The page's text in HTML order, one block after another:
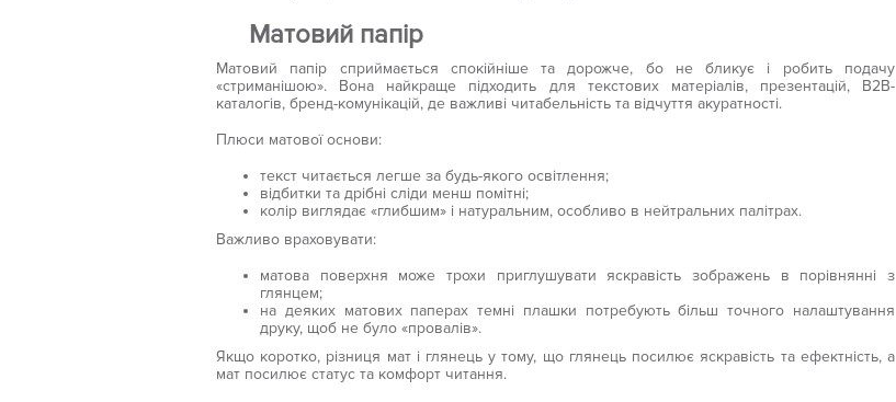
Матовий папір
Матовий папір сприймається спокійніше та дорожче, бо не бликує і робить подачу
«стриманішою». Вона найкраще підходить для текстових матеріалів, презентацій, B2B-
каталогів, бренд-комунікацій, де важливі читабельність та відчуття акуратності.
Плюси матової основи:
текст читається легше за будь-якого освітлення;
відбитки та дрібні сліди менш помітні;
колір виглядає «глибшим» і натуральним, особливо в нейтральних палітрах.
Важливо враховувати:
матова поверхня може трохи приглушувати яскравість зображень в порівнянні з
глянцем;
на деяких матових паперах темні плашки потребують більш точного налаштування
друку, щоб не було «провалів».
Якщо коротко, різниця мат і глянець у тому, що глянець посилює яскравість та ефектність, а
мат посилює статус та комфорт читання.